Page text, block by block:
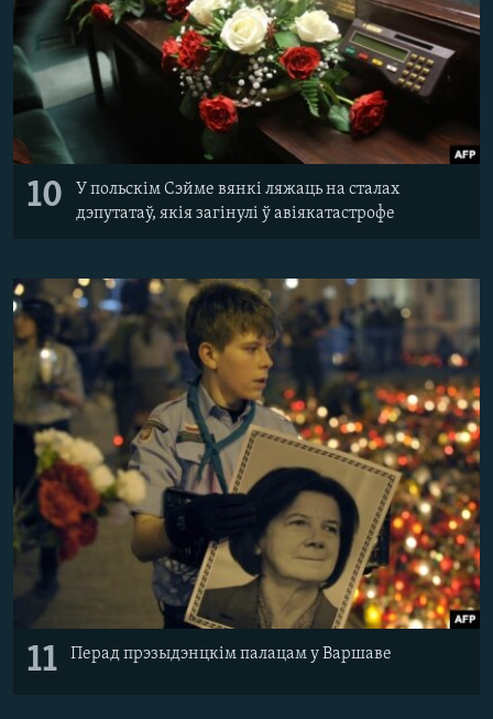
10
У польскім Сэйме вянкі ляжаць на сталах
дэпутатаў, якія загінулі ў авіякатастрофе
11 Перад прэзыдэнцкім палацам у Варшаве